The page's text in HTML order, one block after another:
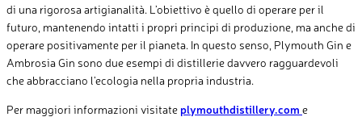
di una rigorosa artigianalità. L’obiettivo è quello di operare per il
futuro, mantenendo intatti i propri principi di produzione, ma anche di
operare positivamente per il pianeta. In questo senso, Plymouth Gin e
Ambrosia Gin sono due esempi di distillerie davvero ragguardevoli
che abbracciano l’ecologia nella propria industria.
Per maggiori informazioni visitate plymouthdistillery.com e